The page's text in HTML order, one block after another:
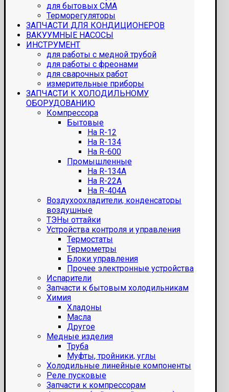
для бытовых СМА
Терморегуляторы
ЗАПЧАСТИ ДЛЯ КОНДИЦИОНЕРОВ
ВАКУУМНЫЕ НАСОСЫ
ИНСТРУМЕНТ
для работы с медной трубой
для работы с фреонами
для сварочных работ
измерительные приборы
ЗАПЧАСТИ К ХОЛОДИЛЬНОМУ
ОБОРУДОВАНИЮ
Компрессора
Бытовые
На R-12
На R-134
На R-600
Промышленные
На R-134A
На R-22A
На R-404A
Воздухоохладители, конденсаторы
воздушные
ТЭНы оттайки
Устройства контроля и управления
Термостаты
Термометры
Блоки управления
Прочее электронные устройства
Испарители
Запчасти к бытовым холодильникам
Химия
Хладоны
Масла
Другое
Медные изделия
Труба
Муфты, тройники, углы
Холодильные линейные компоненты
Реле пусковые
Запчасти к компрессорам